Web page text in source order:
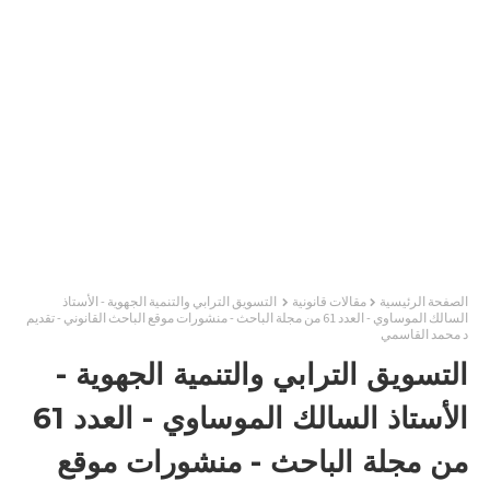
الصفحة الرئيسية مقالات قانونية
التسويق الترابي والتنمية الجهوية - الأستاذ
السالك الموساوي - العدد 61 من مجلة الباحث - منشورات موقع الباحث القانوني - تقديم
د محمد القاسمي
التسويق الترابي والتنمية الجهوية -
الأستاذ السالك الموساوي - العدد 61
من مجلة الباحث - منشورات موقع